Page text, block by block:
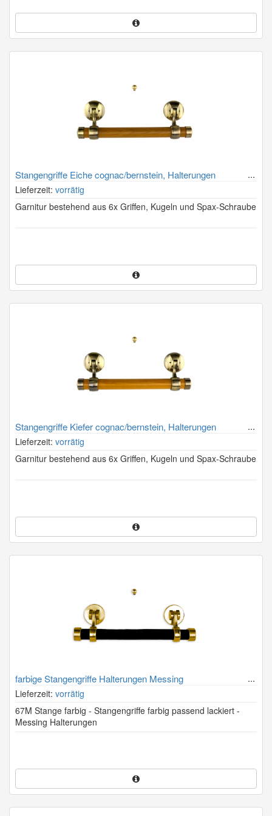
Stangengriffe Eiche cognac/bernstein, Halterungen
altmessing
Lieferzeit: vorrätig
Garnitur bestehend aus 6x Griffen, Kugeln und Spax-Schraube
Stangengriffe Kiefer cognac/bernstein, Halterungen
altmessing
Lieferzeit: vorrätig
Garnitur bestehend aus 6x Griffen, Kugeln und Spax-Schraube
farbige Stangengriffe Halterungen Messing
Lieferzeit: vorrätig
67M Stange farbig - Stangengriffe farbig passend lackiert -
Messing Halterungen